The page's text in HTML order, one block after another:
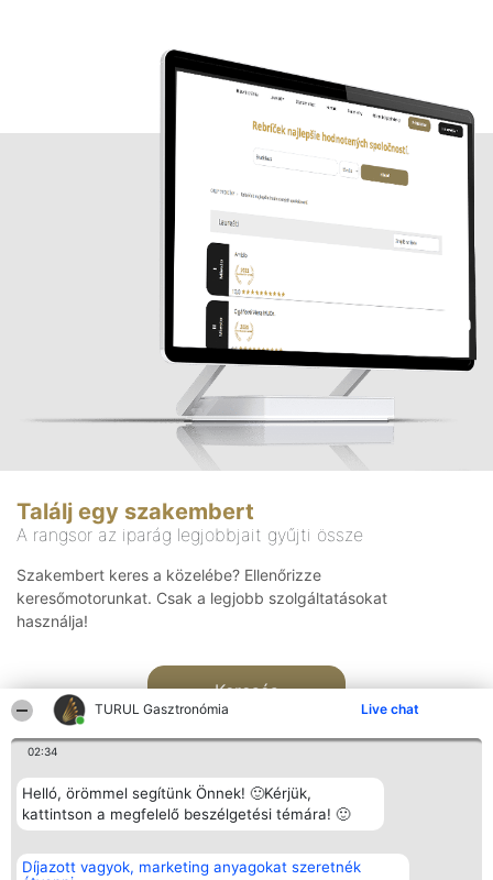
TURUL Gasztronómia Live chat
02:34
Helló, örömmel segítünk Önnek! 🙂Kérjük,
kattintson a megfelelő beszélgetési témára! 🙂
Díjazott vagyok, marketing anyagokat szeretnék
Találj egy szakembert
A rangsor az iparág legjobbjait gyűjti össze
Szakembert keres a közelébe? Ellenőrizze
keresőmotorunkat. Csak a legjobb szolgáltatásokat
használja!
Keresés
Rangsorszervező
SC Beautiful Company S.R.L.
Népszavazás
Nyertesek
Elérhetőség
Elérhetőség